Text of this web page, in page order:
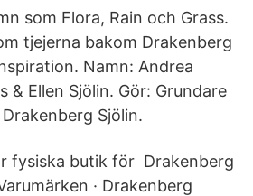
som Flora, Rain och Grass.
tjejerna bakom Drakenberg
Namn: Andrea
& Ellen Sjölin. Gör: Grundare
Sjölin.
fysiska butik för Drakenberg
· Drakenberg